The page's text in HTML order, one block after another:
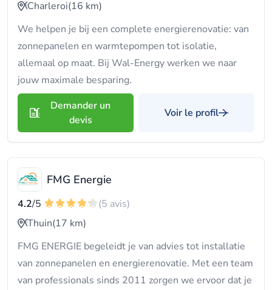
Charleroi(16 km)
We helpen je bij een complete energierenovatie: van
zonnepanelen en warmtepompen tot isolatie,
allemaal op maat. Bij Wal-Energy werken we naar
jouw maximale besparing.
Demander un
devis
Voir le profil
FMG Energie
4.2/5
(5 avis)
Thuin(17 km)
FMG ENERGIE begeleidt je van advies tot installatie
van zonnepanelen en energierenovatie. Met een team
van professionals sinds 2011 zorgen we ervoor dat je